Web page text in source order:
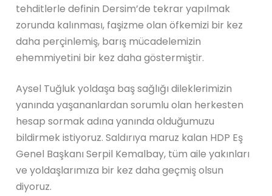
tehditlerle definin Dersim’de tekrar yapılmak
zorunda kalınması, faşizme olan öfkemizi bir kez
daha perçinlemiş, barış mücadelemizin
ehemmiyetini bir kez daha göstermiştir.
Aysel Tuğluk yoldaşa baş sağlığı dileklerimizin
yanında yaşananlardan sorumlu olan herkesten
hesap sormak adına yanında olduğumuzu
bildirmek istiyoruz. Saldırıya maruz kalan HDP Eş
Genel Başkanı Serpil Kemalbay, tüm aile yakınları
ve yoldaşlarımıza bir kez daha geçmiş olsun
diyoruz.